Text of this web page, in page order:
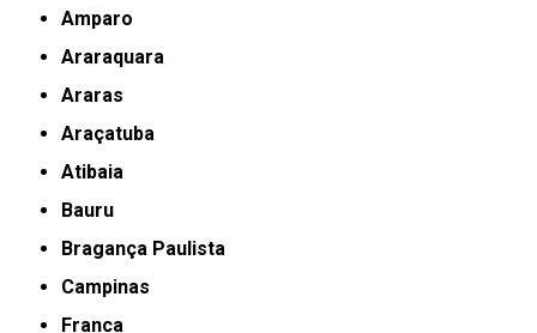
Amparo
Araraquara
Araras
Araçatuba
Atibaia
Bauru
Bragança Paulista
Campinas
Franca